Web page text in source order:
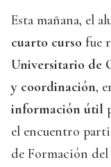
Esta mañana, el
cuarto curso fue
Universitario de
y coordinación,
información útil
el encuentro
de Formación del